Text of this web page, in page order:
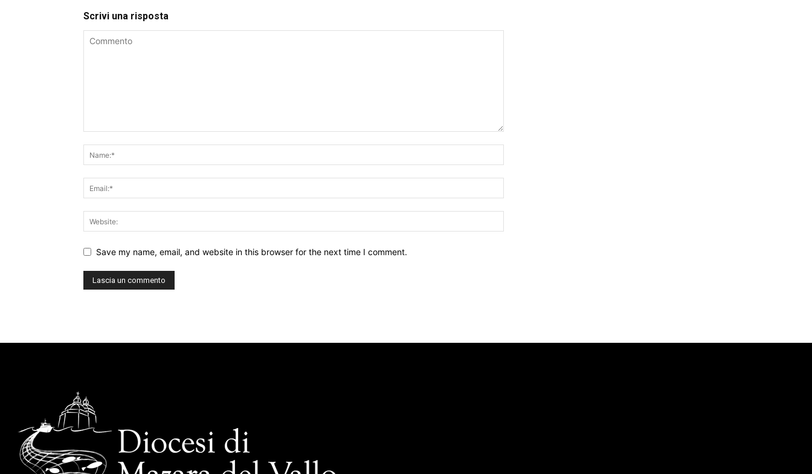
Scrivi una risposta
Save my name, email, and website in this browser for the next time I comment.